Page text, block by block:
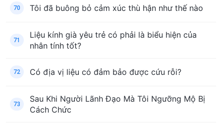
70 Tôi đã buông bỏ cảm xúc thù hận như thế nào
71
Liệu kính già yêu trẻ có phải là biểu hiện của
nhân tính tốt?
72 Có địa vị liệu có đảm bảo được cứu rỗi?
73
Sau Khi Người Lãnh Đạo Mà Tôi Ngưỡng Mộ Bị
Cách Chức